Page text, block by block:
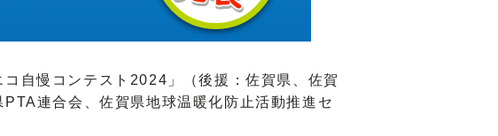
自慢コンテスト2024」（後援：佐賀県、佐賀
連合会、佐賀県地球温暖化防止活動推進セ